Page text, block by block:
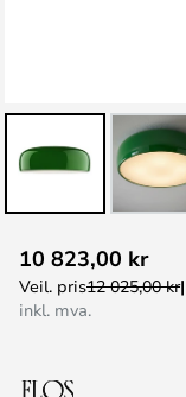
til
begynnelsen
10 823,00 kr
Veil. pris12 025,00 kr
inkl. mva.